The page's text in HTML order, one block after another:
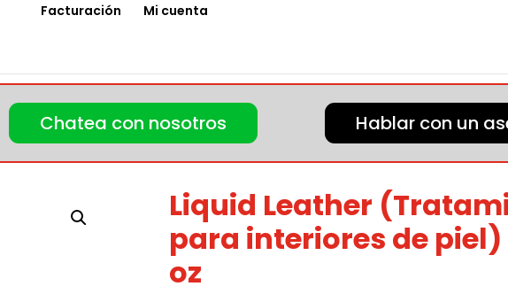
Facturación Mi cuenta
Chatea con nosotros Hablar con un
Liquid Leather
para interiores de piel)
oz